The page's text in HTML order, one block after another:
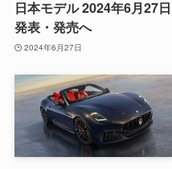
日本モデル 2024年6月27日
発表・発売へ
2024年6月27日